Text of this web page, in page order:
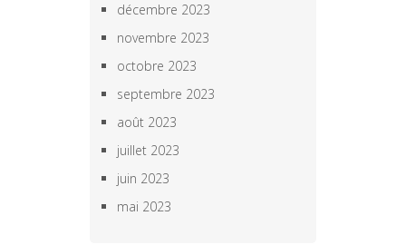
décembre 2023
novembre 2023
octobre 2023
septembre 2023
août 2023
juillet 2023
juin 2023
mai 2023